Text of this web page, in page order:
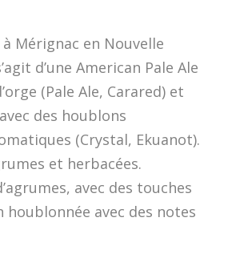
Mérignac en Nouvelle
d’une American Pale Ale
(Pale Ale, Carared) et
des houblons
(Crystal, Ekuanot).
et herbacées.
avec des touches
houblonnée avec des notes